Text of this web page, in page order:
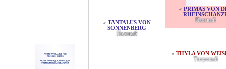
♂ TANTALUS VON
SONNENBERG
Палевый
♂ PRIMAS VON
Палевый
♀ THYLA VON
Тигровый